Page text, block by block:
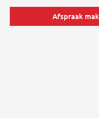
Afspraak